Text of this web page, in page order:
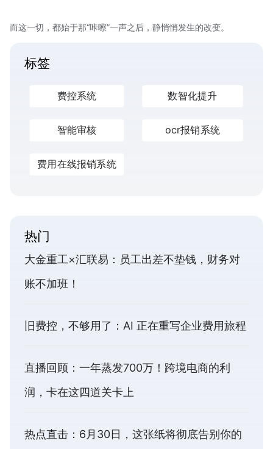
而这一切，都始于那“咔嚓”一声之后，静悄悄发生的改变。
标签
费控系统 数智化提升
智能审核 ocr报销系统
费用在线报销系统
热门
大金重工×汇联易：员工出差不垫钱，财务对
账不加班！
旧费控，不够用了：AI 正在重写企业费用旅程
直播回顾：一年蒸发700万！跨境电商的利
润，卡在这四道关卡上
热点直击：6月30日，这张纸将彻底告别你的